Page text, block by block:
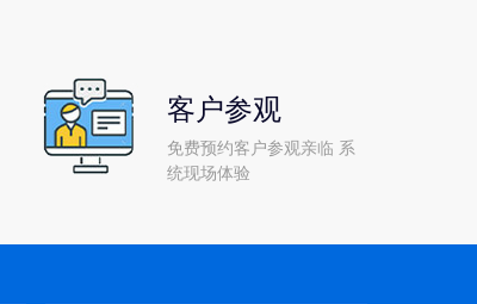
客户参观
免费预约客户参观亲临 系
统现场体验